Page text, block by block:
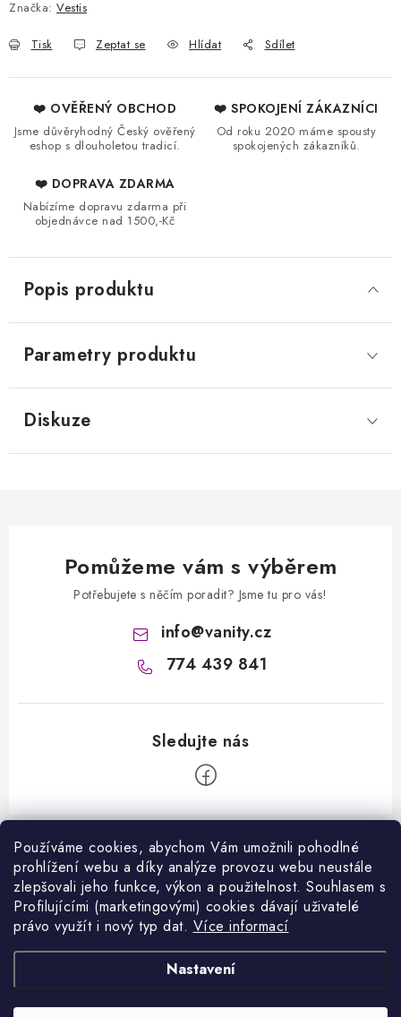
Používáme cookies, abychom Vám umožnili pohodlné
prohlížení webu a díky analýze provozu webu neustále
zlepšovali jeho funkce, výkon a použitelnost. Souhlasem s
Profilujícími (marketingovými) cookies dávají uživatelé
právo využít i nový typ dat. Více informací
Nastavení
Značka: Vestis
Tisk Zeptat se Hlídat Sdílet
❤️ OVĚŘENÝ OBCHOD
Jsme důvěryhodný Český ověřený
eshop s dlouholetou tradicí.
❤️ SPOKOJENÍ ZÁKAZNÍCI
Od roku 2020 máme spousty
spokojených zákazníků.
❤️ DOPRAVA ZDARMA
Nabízíme dopravu zdarma při
objednávce nad 1500,-Kč
Popis produktu
Parametry produktu
Diskuze
Pomůžeme vám s výběrem
Potřebujete s něčím poradit? Jsme tu pro vás!
info@vanity.cz
774 439 841
Z
Informace pro vás
Kontakty
Jak nakupovat
Podmínky ochrany osobních údajů
Facebook
Přijímáme online platby
Copyright 2026VANITY.cz. Všechna práva vyhrazena.